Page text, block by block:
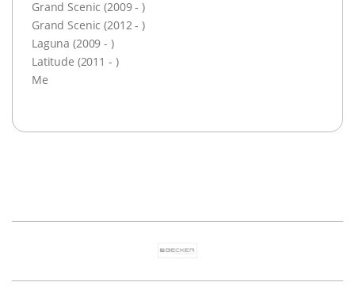
Grand Scenic (2009 - )
Grand Scenic (2012 - )
Laguna (2009 - )
Latitude (2011 - )
Me